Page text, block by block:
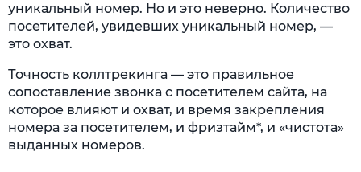
уникальный номер. Но и это неверно. Количество
посетителей, увидевших уникальный номер, —
это охват.
Точность коллтрекинга — это правильное
сопоставление звонка с посетителем сайта, на
которое влияют и охват, и время закрепления
номера за посетителем, и фризтайм*, и «чистота»
выданных номеров.